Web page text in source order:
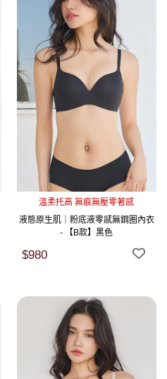
溫柔托高 無痕無壓零著感
液態原生肌｜粉底液零感無鋼圈內衣
- 【B款】黑色
$980